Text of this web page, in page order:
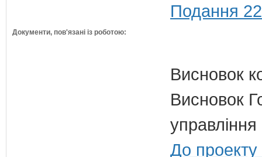
Подання
Документи, пов'язані із роботою:
Висновок
Висновок
До